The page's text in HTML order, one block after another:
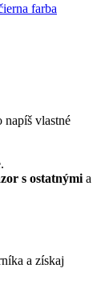
napíš vlastné
s ostatnými a
a získaj